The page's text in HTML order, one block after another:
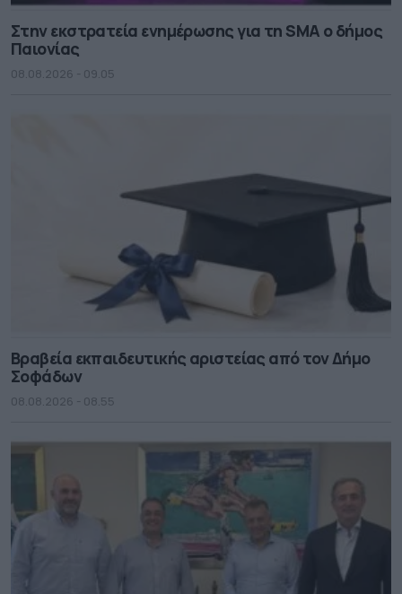
Στην εκστρατεία ενημέρωσης για τη SMA ο δήμος
Παιονίας
08.08.2026 - 09.05
Βραβεία εκπαιδευτικής αριστείας από τον Δήμο
Σοφάδων
08.08.2026 - 08.55